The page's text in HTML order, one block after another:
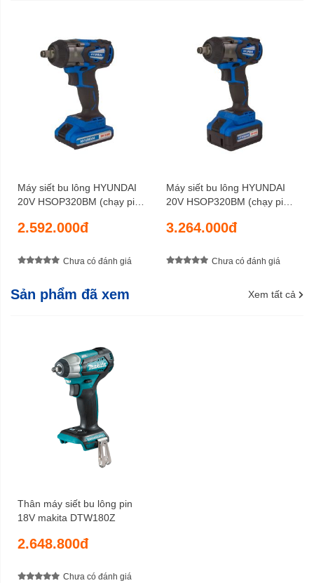
Bảo hành
Máy siết bu lông HYUNDAI
20V HSOP320BM (chạy pin
2.592.000đ
Chưa có đánh giá
Máy siết bu lông HYUNDAI
20V HSOP320BM (chạy pin
3.264.000đ
Chưa có đánh giá
Sản phẩm đã xem Xem tất cả
Thân máy siết bu lông pin
18V makita DTW180Z
2.648.800đ
Chưa có đánh giá